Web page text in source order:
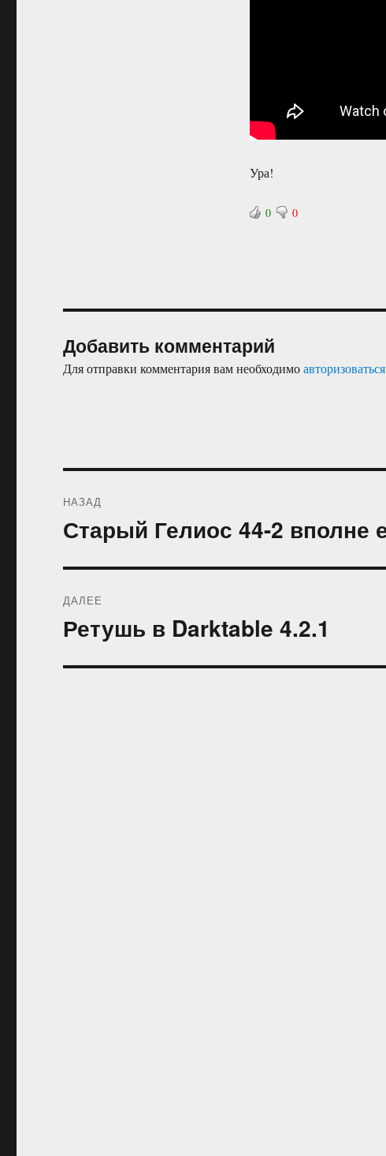
Ура!
0 0
Добавить комментарий
Для отправки комментария вам необходимоавторизоваться
по
НАЗАД
Предыдущая
запись:
Старый Гелиос 44-2 вполне
ДАЛЕЕ
Следующая
запись:
Ретушь в Darktable 4.2.1